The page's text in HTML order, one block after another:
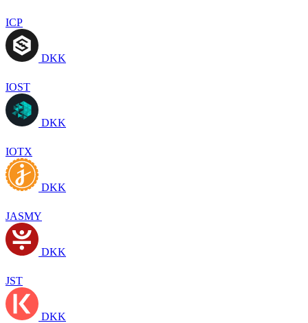
ICP
DKK
IOST
DKK
IOTX
DKK
JASMY
DKK
JST
DKK